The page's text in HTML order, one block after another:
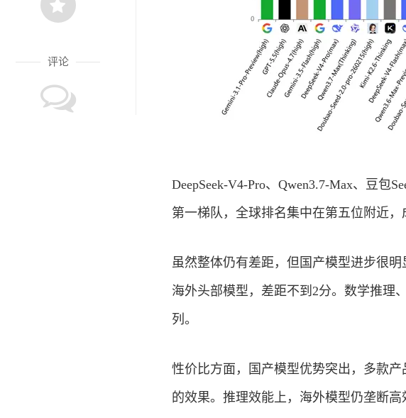
评论
DeepSeek-V4-Pro、Qwen3.7-Max、豆包
第一梯队，全球排名集中在第五位附近，
虽然整体仍有差距，但国产模型进步很
海外头部模型，差距不到2分。数学推理
列。
性价比方面，国产模型优势突出，多款
的效果。推理效能上，海外模型仍垄断